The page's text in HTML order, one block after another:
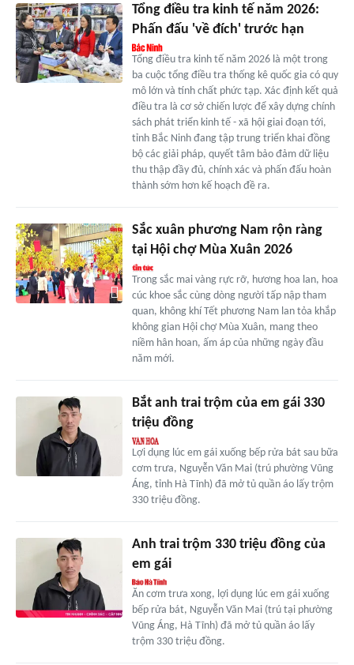
Tổng điều tra kinh tế năm 2026:
Phấn đấu 'về đích' trước hạn
Tổng điều tra kinh tế năm 2026 là một trong
ba cuộc tổng điều tra thống kê quốc gia có quy
mô lớn và tính chất phức tạp. Xác định kết quả
điều tra là cơ sở chiến lược để xây dựng chính
sách phát triển kinh tế - xã hội giai đoạn tới,
tỉnh Bắc Ninh đang tập trung triển khai đồng
bộ các giải pháp, quyết tâm bảo đảm dữ liệu
thu thập đầy đủ, chính xác và phấn đấu hoàn
thành sớm hơn kế hoạch đề ra.
Sắc xuân phương Nam rộn ràng
tại Hội chợ Mùa Xuân 2026
Trong sắc mai vàng rực rỡ, hương hoa lan, hoa
cúc khoe sắc cùng dòng người tấp nập tham
quan, không khí Tết phương Nam lan tỏa khắp
không gian Hội chợ Mùa Xuân, mang theo
niềm hân hoan, ấm áp của những ngày đầu
năm mới.
Bắt anh trai trộm của em gái 330
triệu đồng
Lợi dụng lúc em gái xuống bếp rửa bát sau bữa
cơm trưa, Nguyễn Văn Mai (trú phường Vũng
Áng, tỉnh Hà Tĩnh) đã mở tủ quần áo lấy trộm
330 triệu đồng.
Anh trai trộm 330 triệu đồng của
em gái
Ăn cơm trưa xong, lợi dụng lúc em gái xuống
bếp rửa bát, Nguyễn Văn Mai (trú tại phường
Vũng Áng, Hà Tĩnh) đã mở tủ quần áo lấy
trộm 330 triệu đồng.